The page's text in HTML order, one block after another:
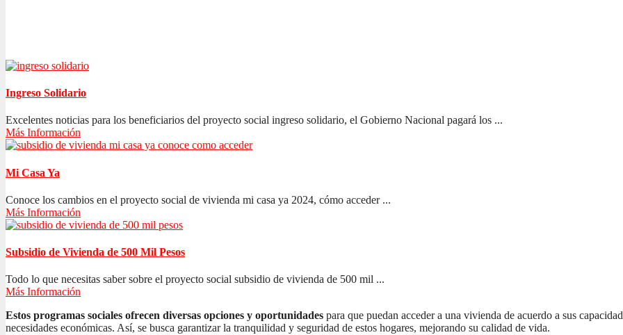
Ingreso Solidario
Excelentes noticias para los beneficiarios del proyecto social ingreso solidario, el Gobierno Nacional pagará los ...
Más Información
Mi Casa Ya
Conoce los cambios en el proyecto social de vivienda mi casa ya 2024, cómo acceder ...
Más Información
Subsidio de Vivienda de 500 Mil Pesos
Todo lo que necesitas saber sobre el proyecto social subsidio de vivienda de 500 mil ...
Más Información
Estos programas sociales ofrecen diversas opciones y oportunidades para que puedan acceder a una vivienda de acuerdo a sus
necesidades económicas. Así, se busca garantizar la tranquilidad y seguridad de estos hogares, mejorando su calidad de vida.